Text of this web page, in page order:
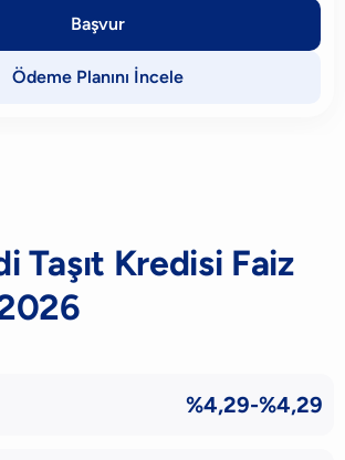
Ödeme Planını İncele
Başvur
Taşıt Kredisi Faiz
%4,29-%4,29